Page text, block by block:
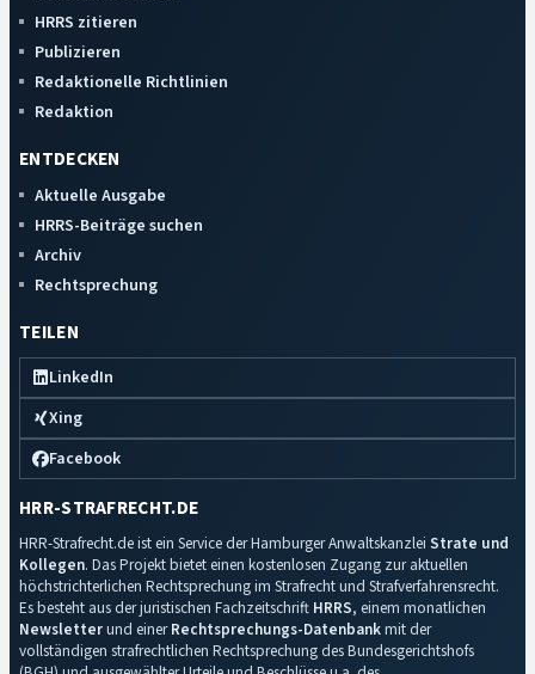
HRRS zitieren
Publizieren
Redaktionelle Richtlinien
Redaktion
ENTDECKEN
Aktuelle Ausgabe
HRRS-Beiträge suchen
Archiv
Rechtsprechung
TEILEN
LinkedIn
Xing
Facebook
HRR-STRAFRECHT.DE
HRR-Strafrecht.de ist ein Service der Hamburger Anwaltskanzlei Strate und
Kollegen. Das Projekt bietet einen kostenlosen Zugang zur aktuellen
höchstrichterlichen Rechtsprechung im Strafrecht und Strafverfahrensrecht.
Es besteht aus der juristischen Fachzeitschrift HRRS, einem monatlichen
Newsletterund einerRechtsprechungs-Datenbankmit der
vollständigen strafrechtlichen Rechtsprechung des Bundesgerichtshofs